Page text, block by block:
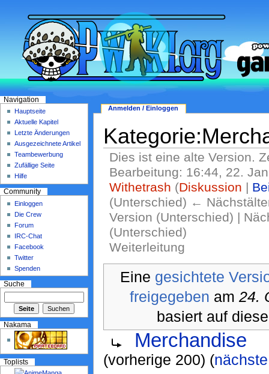
Dies ist eine alte Version.
Bearbeitung: 16:44, 22.
Withetrash (Diskussion |
(Unterschied) ←
Version (Unterschied) |
(Unterschied)
Weiterleitung
Eine gesichtete
freigegeben am 24.
basiert auf
Merchandise
(vorherige 200) (
Anmelden / Einloggen
Navigation
Hauptseite
Aktuelle Kapitel
Letzte Änderungen
Ausgezeichnete Artikel
Teambewerbung
Zufällige Seite
Hilfe
Community
Einloggen
Die Crew
Forum
IRC-Chat
Facebook
Twitter
Spenden
Suche
Nakama
Toplists